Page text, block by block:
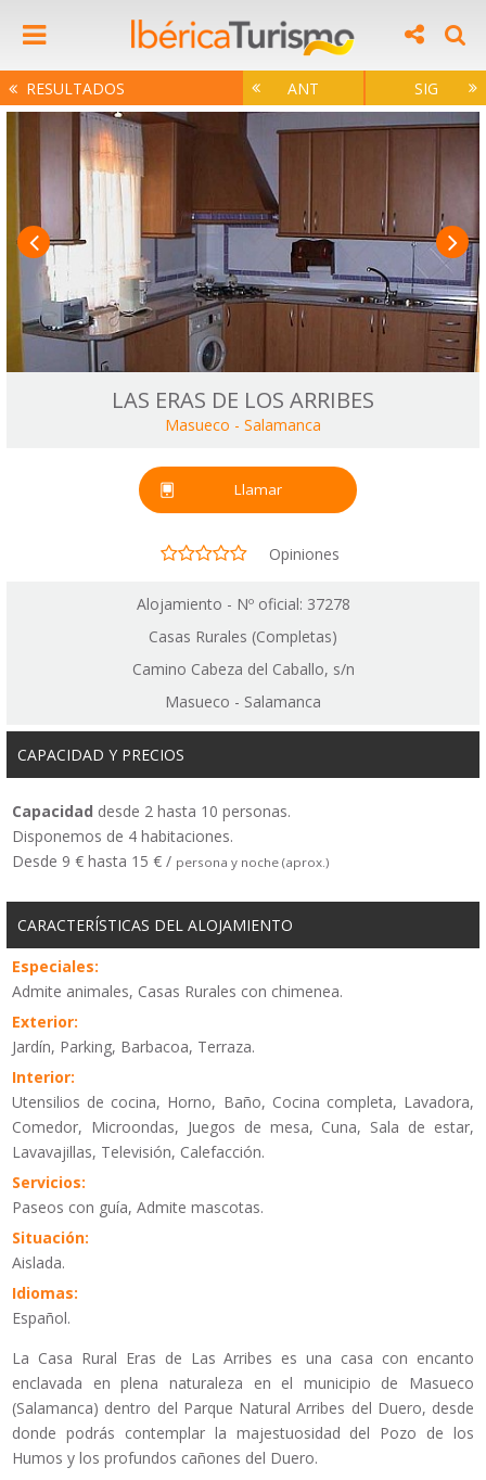
RESULTADOS ANT SIG
LAS ERAS DE LOS ARRIBES
Masueco - Salamanca
Llamar
Opiniones
Alojamiento - Nº oficial: 37278
Casas Rurales (Completas)
Camino Cabeza del Caballo, s/n
Masueco - Salamanca
CAPACIDAD Y PRECIOS
Capacidad desde 2 hasta 10 personas.
Disponemos de 4 habitaciones.
Desde 9 € hasta 15 € / persona y noche (aprox.)
CARACTERÍSTICAS DEL ALOJAMIENTO
Especiales:
Admite animales, Casas Rurales con chimenea.
Exterior:
Jardín, Parking, Barbacoa, Terraza.
Interior:
Utensilios de cocina, Horno, Baño, Cocina completa, Lavadora,
Comedor, Microondas, Juegos de mesa, Cuna, Sala de estar,
Lavavajillas, Televisión, Calefacción.
Servicios:
Paseos con guía, Admite mascotas.
Situación:
Aislada.
Idiomas:
Español.
La Casa Rural Eras de Las Arribes es una casa con encanto
enclavada en plena naturaleza en el municipio de Masueco
(Salamanca) dentro del Parque Natural Arribes del Duero, desde
donde podrás contemplar la majestuosidad del Pozo de los
Humos y los profundos cañones del Duero.